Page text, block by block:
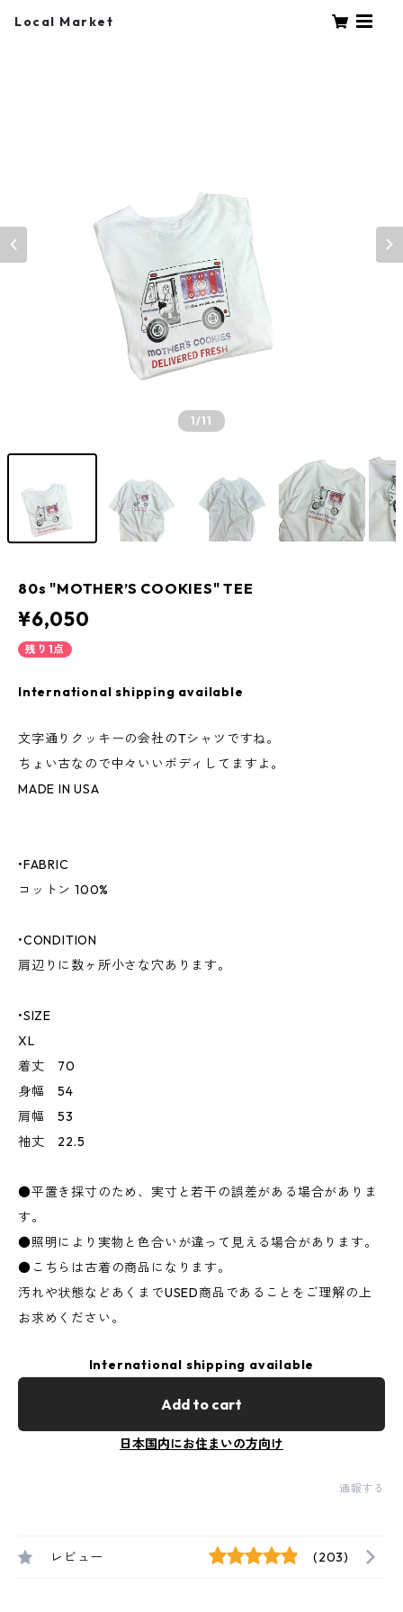
Local Market
1/11
80s "MOTHER’S COOKIES" TEE
¥6,050
残り1点
International shipping available
文字通りクッキーの会社のTシャツですね。
ちょい古なので中々いいボディしてますよ。
MADE IN USA
•FABRIC
コットン 100%
•CONDITION
肩辺りに数ヶ所小さな穴あります。
•SIZE
XL
着丈 70
身幅 54
肩幅 53
袖丈 22.5
●平置き採寸のため、実寸と若干の誤差がある場合がありま
す。
●照明により実物と色合いが違って見える場合があります。
●こちらは古着の商品になります。
汚れや状態などあくまでUSED商品であることをご理解の上
お求めください。
International shipping available
Add to cart
日本国内にお住まいの方向け
通報する
レビュー (203)